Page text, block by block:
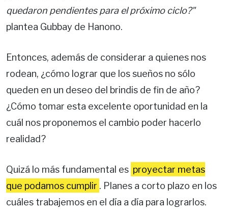
quedaron pendientes para el próximo ciclo?"
plantea Gubbay de Hanono.
Entonces, además de considerar a quienes nos
rodean, ¿cómo lograr que los sueños no sólo
queden en un deseo del brindis de fin de año?
¿Cómo tomar esta excelente oportunidad en la
cuál nos proponemos el cambio poder hacerlo
realidad?
Quizá lo más fundamental es proyectar metas
que podamos cumplir . Planes a corto plazo en los
cuáles trabajemos en el día a día para lograrlos.